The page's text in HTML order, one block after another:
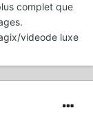
complet que
videode luxe